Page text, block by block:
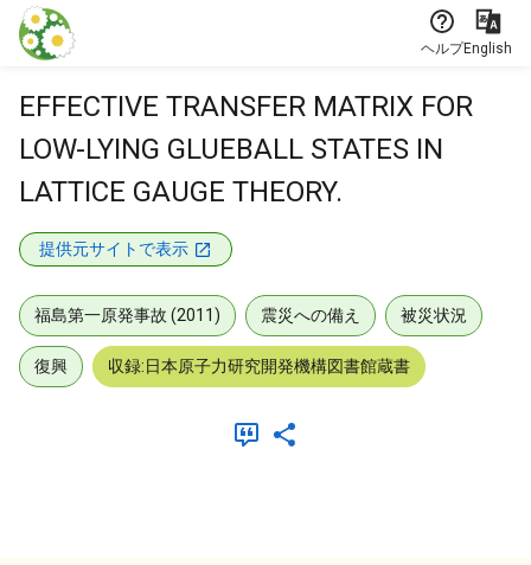
本文に飛ぶ
ヘルプEnglish
EFFECTIVE TRANSFER MATRIX FOR
LOW-LYING GLUEBALL STATES IN
LATTICE GAUGE THEORY.
提供元サイトで表示
福島第一原発事故 (2011) 震災への備え 被災状況
復興 収録:日本原子力研究開発機構図書館蔵書